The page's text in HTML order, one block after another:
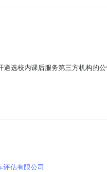
选校内课后服务第三方机构的
名单》。二、遴选原则坚持
评估有限公司